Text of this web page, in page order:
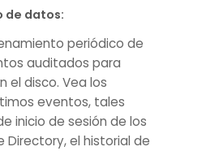
de datos:
periódico de
auditados para
el disco. Vea los
eventos, tales
inicio de sesión de los
Directory, el historial de